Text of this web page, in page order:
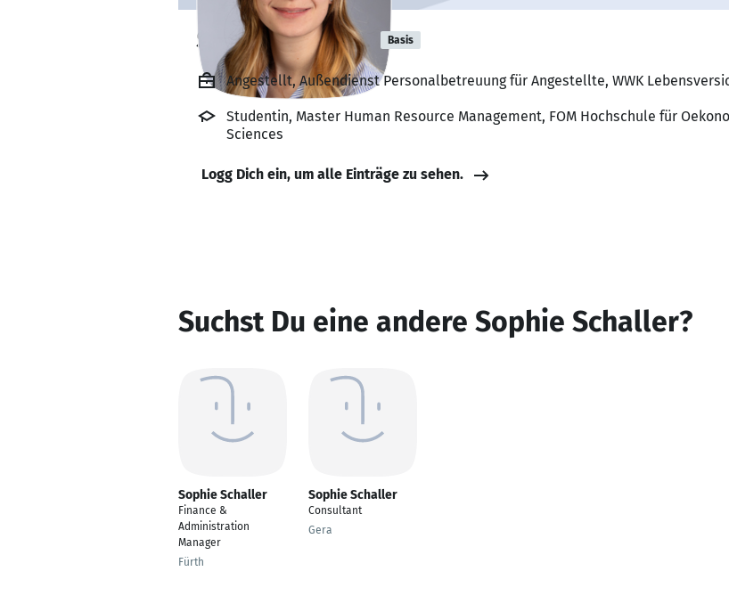
Sophie Schaller Basis
Angestellt, Außendienst Personalbetreuung für Angestellte, WWK
Studentin, Master Human Resource Management, FOM Hochschule für
Sciences
Logg Dich ein, um alle Einträge zu sehen.
Suchst Du eine andere Sophie Schaller?
Sophie Schaller
Finance &
Administration
Manager
Fürth
Sophie Schaller
Consultant
Gera